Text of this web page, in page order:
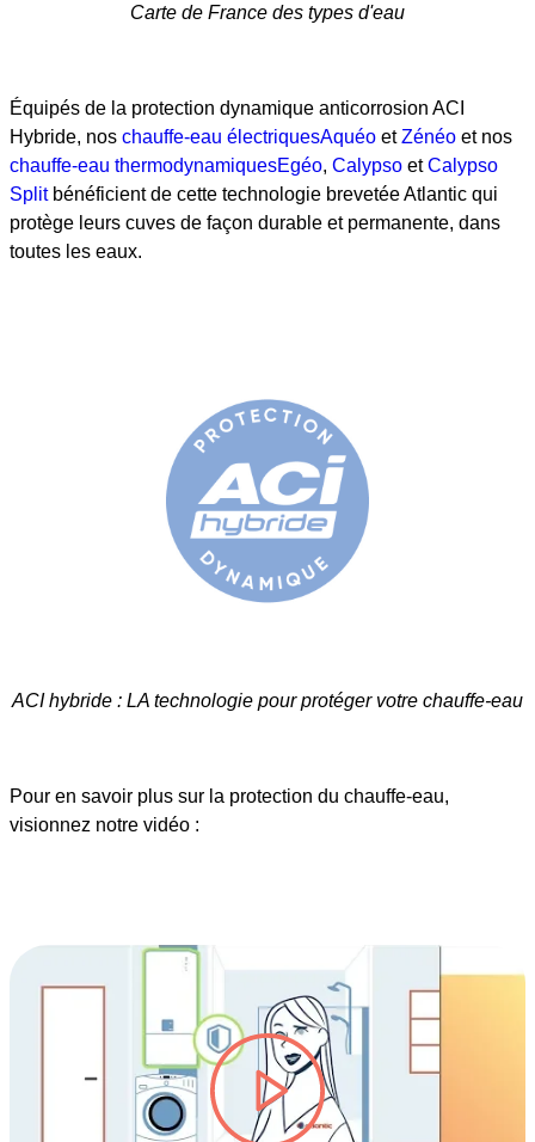
Carte de France des types d'eau
Équipés de la protection dynamique anticorrosion ACI
Hybride, nos chauffe-eau électriquesAquéo etZénéo et nos
chauffe-eau thermodynamiquesEgéo, Calypso etCalypso
Splitbénéficient de cette technologie brevetée Atlantic qui
protège leurs cuves de façon durable et permanente, dans
toutes les eaux.
ACI hybride : LA technologie pour protéger votre chauffe-eau
Pour en savoir plus sur la protection du chauffe-eau,
visionnez notre vidéo :
lire la vidéo #TITRE-VIDEO